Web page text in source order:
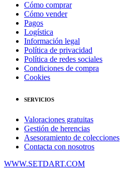
Cómo comprar
Cómo vender
Pagos
Logística
Información legal
Política de privacidad
Política de redes sociales
Condiciones de compra
Cookies
SERVICIOS
Valoraciones gratuitas
Gestión de herencias
Asesoramiento de colecciones
Contacta con nosotros
WWW.SETDART.COM